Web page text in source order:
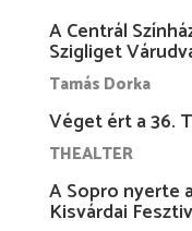
A Centrál
Szigliget
Tamás Dorka
Véget ért a 36.
THEALTER
A Sopro nyerte
Kisvárdai